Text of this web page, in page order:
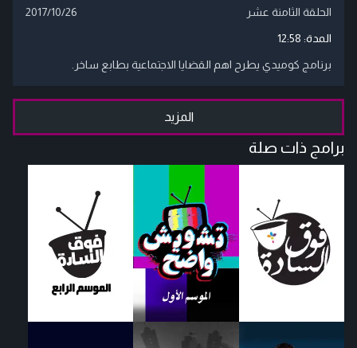
الحلقة الثامنة عشر 2017/10/26
المدة: 12:58
برنامج كوميدي يطرح اهم القضايا الاجتماعية بطابع ساخر.
المزيد
برامج ذات صلة